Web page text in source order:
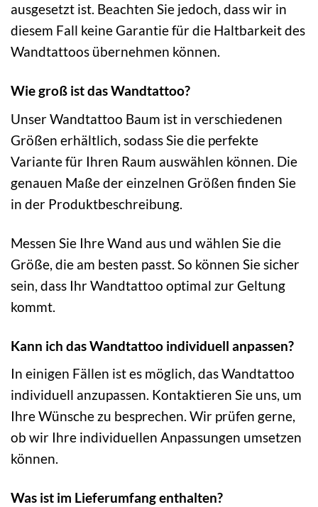
ausgesetzt ist. Beachten Sie jedoch, dass wir in
diesem Fall keine Garantie für die Haltbarkeit des
Wandtattoos übernehmen können.
Wie groß ist das Wandtattoo?
Unser Wandtattoo Baum ist in verschiedenen
Größen erhältlich, sodass Sie die perfekte
Variante für Ihren Raum auswählen können. Die
genauen Maße der einzelnen Größen finden Sie
in der Produktbeschreibung.
Messen Sie Ihre Wand aus und wählen Sie die
Größe, die am besten passt. So können Sie sicher
sein, dass Ihr Wandtattoo optimal zur Geltung
kommt.
Kann ich das Wandtattoo individuell anpassen?
In einigen Fällen ist es möglich, das Wandtattoo
individuell anzupassen. Kontaktieren Sie uns, um
Ihre Wünsche zu besprechen. Wir prüfen gerne,
ob wir Ihre individuellen Anpassungen umsetzen
können.
Was ist im Lieferumfang enthalten?